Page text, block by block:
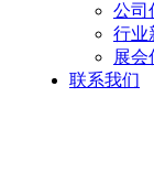
公司
行业
展会
联系我们